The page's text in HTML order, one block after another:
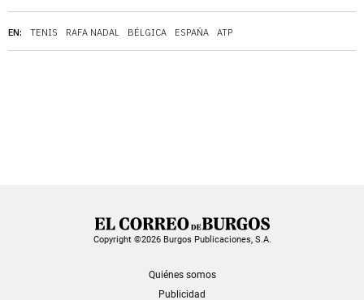
EN: TENIS RAFA NADAL BÉLGICA ESPAÑA ATP
Copyright ©2026 Burgos Publicaciones, S.A.
Quiénes somos
Publicidad